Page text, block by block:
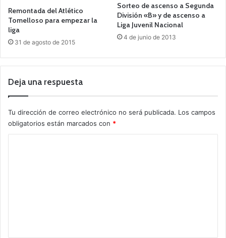
Remontada del Atlético
Tomelloso para empezar la
liga
31 de agosto de 2015
Sorteo de ascenso a Segunda
División «B» y de ascenso a
Liga Juvenil Nacional
4 de junio de 2013
Deja una respuesta
Tu dirección de correo electrónico no será publicada. Los campos
obligatorios están marcados con *